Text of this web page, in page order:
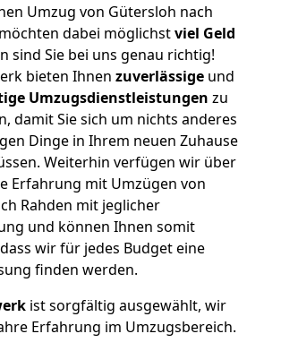
Umzug von Gütersloh nach
dabei möglichstviel Geld
sind Sie bei uns genau richtig!
bieten Ihnen zuverlässige und
Umzugsdienstleistungen zu
damit Sie sich um nichts anderes
Dinge in Ihrem neuen Zuhause
Weiterhin verfügen wir über
Erfahrung mit Umzügen von
Rahden mit jeglicher
und können Ihnen somit
wir für jedes Budget eine
finden werden.
ist sorgfältig ausgewählt, wir
Erfahrung im Umzugsbereich.